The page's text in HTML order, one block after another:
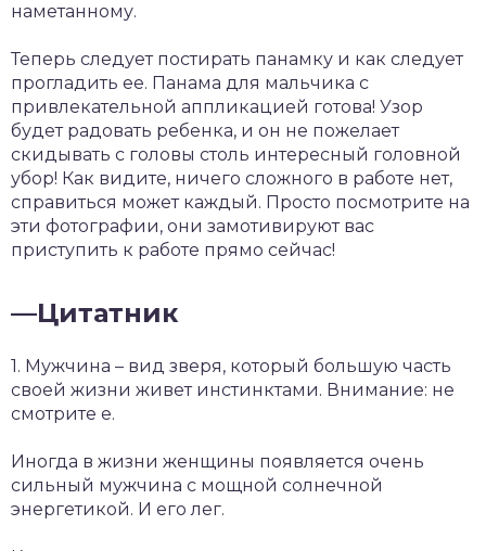
наметанному.
Теперь следует постирать панамку и как следует
прогладить ее. Панама для мальчика с
привлекательной аппликацией готова! Узор
будет радовать ребенка, и он не пожелает
скидывать с головы столь интересный головной
убор! Как видите, ничего сложного в работе нет,
справиться может каждый. Просто посмотрите на
эти фотографии, они замотивируют вас
приступить к работе прямо сейчас!
—Цитатник
1. Мужчина – вид зверя, который большую часть
своей жизни живет инстинктами. Внимание: не
смотрите е.
Иногда в жизни женщины появляется очень
сильный мужчина с мощной солнечной
энергетикой. И его лег.